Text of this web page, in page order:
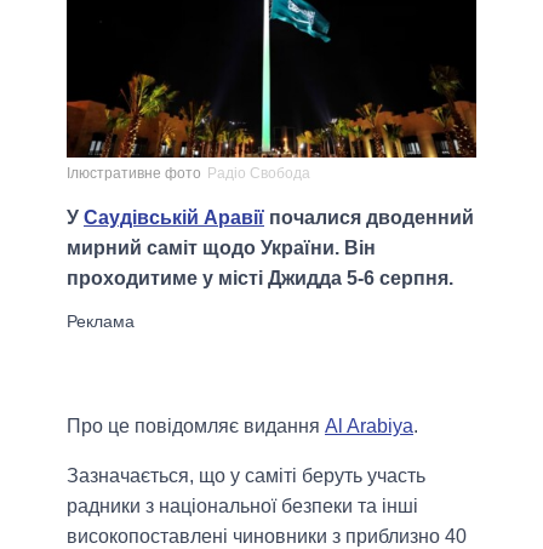
Ілюстративне фото Радіо Свобода
У Саудівській Аравії почалися дводенний
мирний саміт щодо України. Він
проходитиме у місті Джидда 5-6 серпня.
Про це повідомляє видання Al Arabiya.
Зазначається, що у саміті беруть участь
радники з національної безпеки та інші
високопоставлені чиновники з приблизно 40